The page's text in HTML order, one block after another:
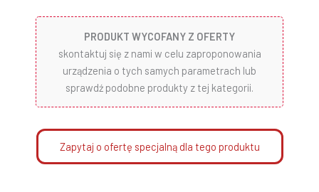
PRODUKT WYCOFANY Z OFERTY
skontaktuj się z nami w celu zaproponowania
urządzenia o tych samych parametrach lub
sprawdź podobne produkty z tej kategorii.
Zapytaj o ofertę specjalną dla tego produktu